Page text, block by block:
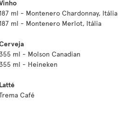
187 ml - Montenero Chardonnay, Itália
187 ml - Montenero Merlot, Itália
355 ml - Molson Canadian
355 ml - Heineken
Latté
Café